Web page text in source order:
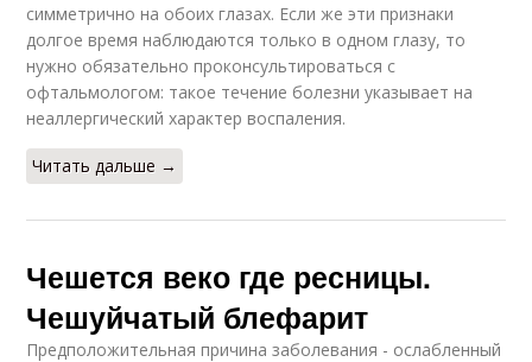
симметрично на обоих глазах. Если же эти признаки
долгое время наблюдаются только в одном глазу, то
нужно обязательно проконсультироваться с
офтальмологом: такое течение болезни указывает на
неаллергический характер воспаления.
Читать дальше →
Чешется веко где ресницы.
Чешуйчатый блефарит
Предположительная причина заболевания - ослабленный